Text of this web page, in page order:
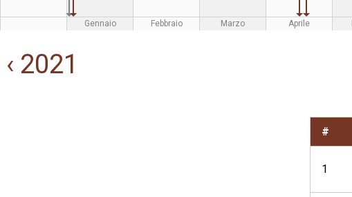
Gennaio Febbraio Marzo Aprile
‹ 2021
#
1